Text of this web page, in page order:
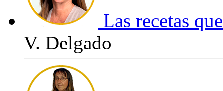
Las recetas
V. Delgado